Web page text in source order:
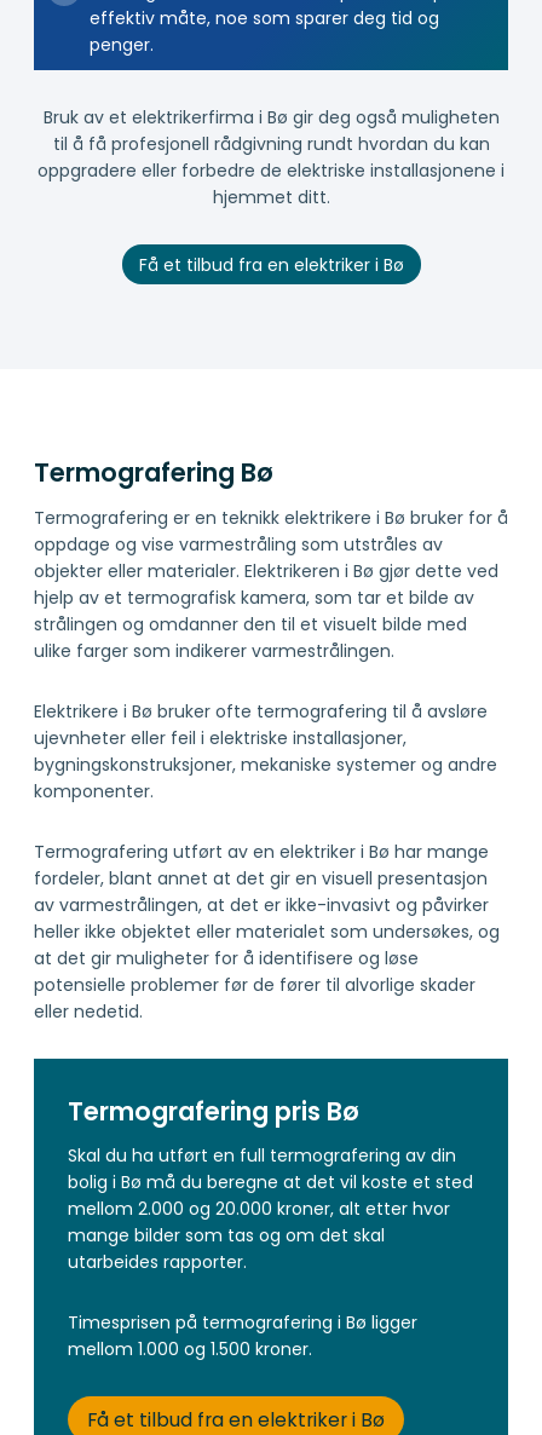
effektiv måte, noe som sparer deg tid og
penger.
Bruk av et elektrikerfirma i Bø gir deg også muligheten
til å få profesjonell rådgivning rundt hvordan du kan
oppgradere eller forbedre de elektriske installasjonene i
hjemmet ditt.
Få et tilbud fra en elektriker i Bø
Termografering Bø
Termografering er en teknikk elektrikere i Bø bruker for å
oppdage og vise varmestråling som utstråles av
objekter eller materialer. Elektrikeren i Bø gjør dette ved
hjelp av et termografisk kamera, som tar et bilde av
strålingen og omdanner den til et visuelt bilde med
ulike farger som indikerer varmestrålingen.
Elektrikere i Bø bruker ofte termografering til å avsløre
ujevnheter eller feil i elektriske installasjoner,
bygningskonstruksjoner, mekaniske systemer og andre
komponenter.
Termografering utført av en elektriker i Bø har mange
fordeler, blant annet at det gir en visuell presentasjon
av varmestrålingen, at det er ikke-invasivt og påvirker
heller ikke objektet eller materialet som undersøkes, og
at det gir muligheter for å identifisere og løse
potensielle problemer før de fører til alvorlige skader
eller nedetid.
Termografering pris Bø
Skal du ha utført en full termografering av din
bolig i Bø må du beregne at det vil koste et sted
mellom 2.000 og 20.000 kroner, alt etter hvor
mange bilder som tas og om det skal
utarbeides rapporter.
Timesprisen på termografering i Bø ligger
mellom 1.000 og 1.500 kroner.
Få et tilbud fra en elektriker i Bø